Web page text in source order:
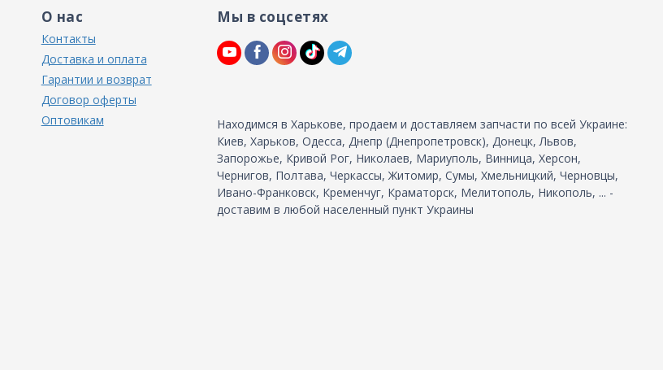
О нас
Контакты
Доставка и оплата
Гарантии и возврат
Договор оферты
Оптовикам
Мы в соцсетях
Находимся в Харькове, продаем и доставляем запчасти по всей Украине:
Киев, Харьков, Одесса, Днепр (Днепропетровск), Донецк, Львов,
Запорожье, Кривой Рог, Николаев, Мариуполь, Винница, Херсон,
Чернигов, Полтава, Черкассы, Житомир, Сумы, Хмельницкий, Черновцы,
Ивано-Франковск, Кременчуг, Краматорск, Мелитополь, Никополь, ... -
доставим в любой населенный пункт Украины